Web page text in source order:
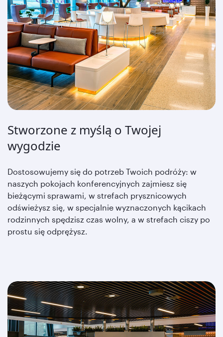
Stworzone z myślą o Twojej
wygodzie
Dostosowujemy się do potrzeb Twoich podróży: w
naszych pokojach konferencyjnych zajmiesz się
bieżącymi sprawami, w strefach prysznicowych
odświeżysz się, w specjalnie wyznaczonych kącikach
rodzinnych spędzisz czas wolny, a w strefach ciszy po
prostu się odprężysz.